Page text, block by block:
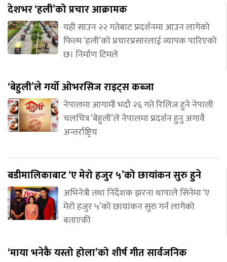
देशभर ‘हली’को प्रचार आक्रामक
यही साउन २२ गतेबाट प्रदर्शनमा आउन लागेको
फिल्म ‘हली’को प्रचारप्रसारलाई व्यापक पारिएको
छ। निर्माण टिमले
‘बेहुली’ले गर्यो ओभरसिज राइट्स कब्जा
नेपालमा आगामी भदौ २६ गते रिलिज हुने नेपाली
चलचित्र ‘बेहुली’ले नेपालमा प्रदर्शन हुनु अगावै
अन्तर्राष्ट्रिय
बडीमालिकाबाट ‘ए मेरो हजुर ५’को छायांकन सुरु हुने
अभिनेत्री तथा निर्देशक झरना थापाले सिनेमा ‘ए
मेरो हजुर ५’को छायांकन सुरु गर्न लागेको
बताएकी
‘माया भनेकै यस्तो होला’को शीर्ष गीत सार्वजनिक